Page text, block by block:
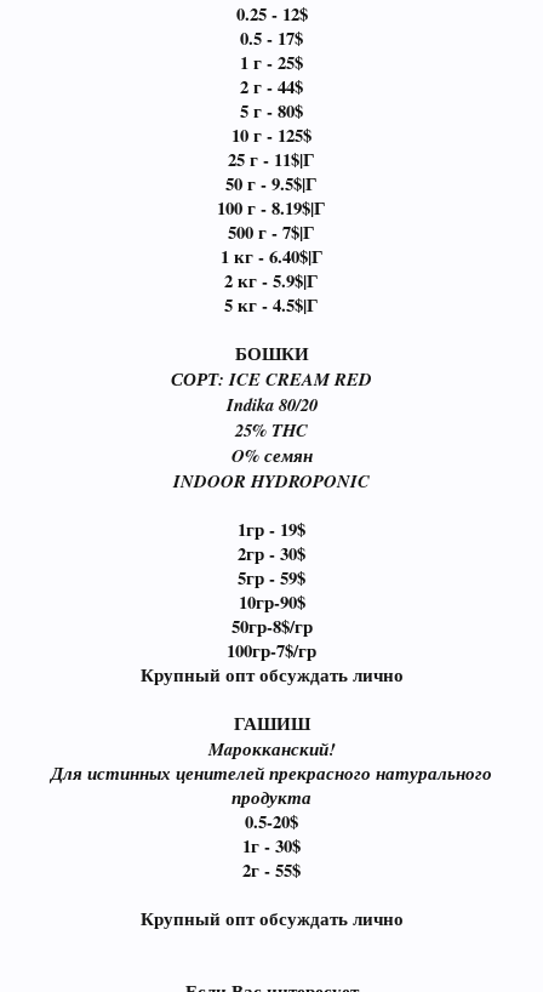
0.25 - 12$
0.5 - 17$
1 г - 25$
2 г - 44$
5 г - 80$
10 г - 125$
25 г - 11$|Г
50 г - 9.5$|Г
100 г - 8.19$|Г
500 г - 7$|Г
1 кг - 6.40$|Г
2 кг - 5.9$|Г
5 кг - 4.5$|Г
БОШКИ
СОРТ: ICE CREAM RED
Indika 80/20
25% THC
O% семян
INDOOR HYDROPONIC
1гр - 19$
2гр - 30$
5гр - 59$
10гр-90$
50гр-8$/гр
100гр-7$/гр
Крупный опт обсуждать лично
ГАШИШ
Maрокканский!
Для истинных ценителей прекрасного натурального
продукта
0.5-20$
1г - 30$
2г - 55$
Крупный опт обсуждать лично